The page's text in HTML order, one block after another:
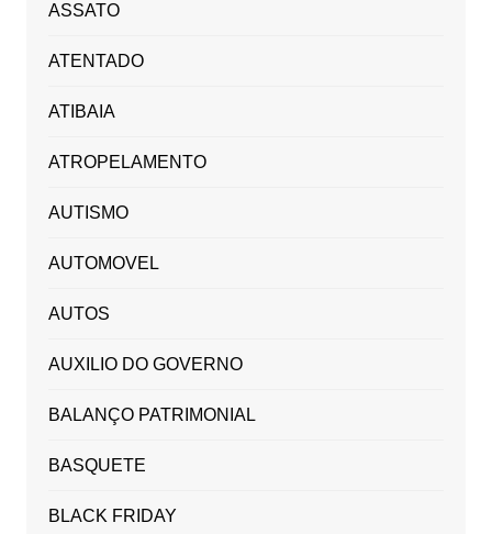
ASSATO
ATENTADO
ATIBAIA
ATROPELAMENTO
AUTISMO
AUTOMOVEL
AUTOS
AUXILIO DO GOVERNO
BALANÇO PATRIMONIAL
BASQUETE
BLACK FRIDAY